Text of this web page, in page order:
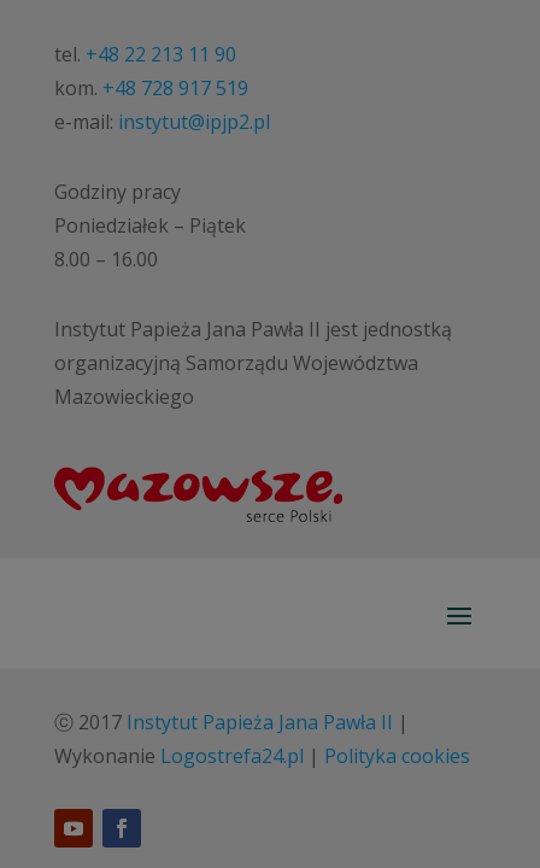
tel. +48 22 213 11 90
kom. +48 728 917 519
e-mail: instytut@ipjp2.pl
Godziny pracy
Poniedziałek – Piątek
8.00 – 16.00
Instytut Papieża Jana Pawła II jest jednostką
organizacyjną Samorządu Województwa
Mazowieckiego
ⓒ 2017 Instytut Papieża Jana Pawła II |
Wykonanie Logostrefa24.pl | Polityka cookies